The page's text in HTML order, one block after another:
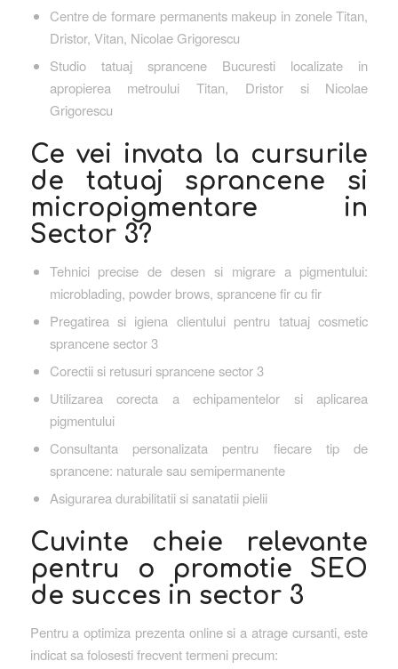
Centre de formare permanents makeup in zonele Titan,
Dristor, Vitan, Nicolae Grigorescu
Studio tatuaj sprancene Bucuresti localizate in
apropierea metroului Titan, Dristor si Nicolae
Grigorescu
Ce vei invata la cursurile
de tatuaj sprancene si
micropigmentare in
Sector 3?
Tehnici precise de desen si migrare a pigmentului:
microblading, powder brows, sprancene fir cu fir
Pregatirea si igiena clientului pentru tatuaj cosmetic
sprancene sector 3
Corectii si retusuri sprancene sector 3
Utilizarea corecta a echipamentelor si aplicarea
pigmentului
Consultanta personalizata pentru fiecare tip de
sprancene: naturale sau semipermanente
Asigurarea durabilitatii si sanatatii pielii
Cuvinte cheie relevante
pentru o promotie SEO
de succes in sector 3
Pentru a optimiza prezenta online si a atrage cursanti, este
indicat sa folosesti frecvent termeni precum: